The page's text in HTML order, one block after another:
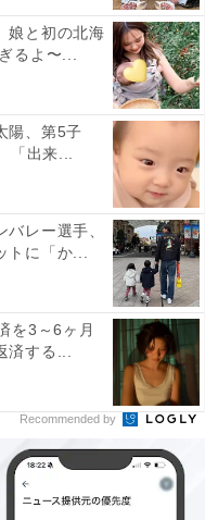
娘と初の北海
るよ〜...
陽、第5子
「出来...
バレー選手、
トに「か...
を3～6ヶ月
済する...
Recommended by